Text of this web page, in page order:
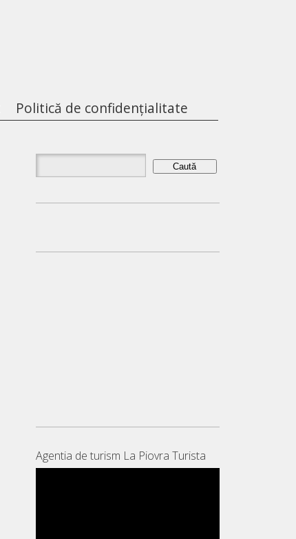
Politică de confidențialitate
Caută
după:
Agentia de turism La Piovra Turista